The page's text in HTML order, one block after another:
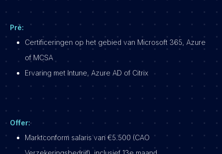
Pré:
Certificeringen op het gebied van Microsoft 365, Azure
of MCSA
Ervaring met Intune, Azure AD of Citrix
Offer:
Marktconform salaris van €5.500 (CAO